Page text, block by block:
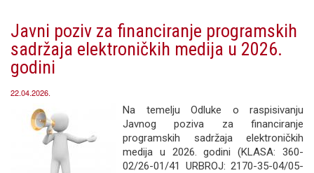
Javni poziv za financiranje programskih
sadržaja elektroničkih medija u 2026.
godini
22.04.2026.
Na temelju Odluke o raspisivanju
Javnog poziva za financiranje
programskih sadržaja elektroničkih
medija u 2026. godini (KLASA: 360-
02/26-01/41 URBROJ: 2170-35-04/05-